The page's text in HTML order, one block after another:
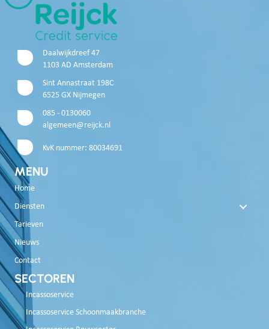
Daalwijkdreef 47
1103 AD Amsterdam
Sint Annastraat 198C
6525 GX Nijmegen
085 - 0130060
algemeen@reijck.nl
KvK nummer: 80034691
MENU
Home
Diensten
Tarieven
Nieuws
Contact
SECTOREN
Incassoservice
Incassoservice Schoonmaakbranche